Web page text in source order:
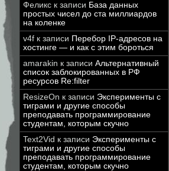
Феликс к записи База данных
простых чисел до ста миллиардов
на коленке
v4f к записи Перебор IP-адресов на
хостинге — и как с этим бороться
amarakin к записи Альтернативный
список заблокированных в РФ
ресурсов Re:filter
ResizeOn к записи Эксперименты с
тиграми и другие способы
преподавать программирование
студентам, которым скучно
Text2Vid к записи Эксперименты с
тиграми и другие способы
преподавать программирование
студентам, которым скучно